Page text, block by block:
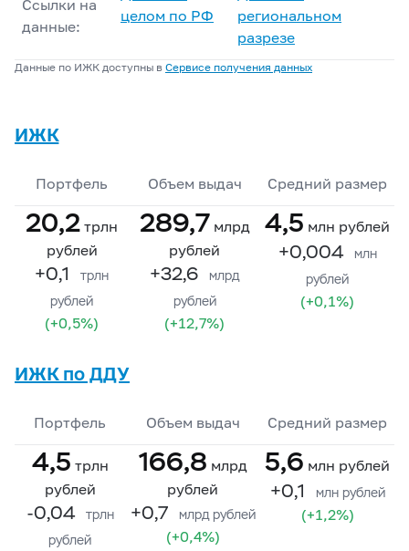
Ссылки на
данные:
целом по РФ
региональном
разрезе
Данные по ИЖК доступны в Сервисе получения данных
ИЖК
Портфель Объем выдач Средний размер
20,2 трлн
рублей
+0,1
трлн
рублей
(+0,5%)
289,7 млрд
рублей
+32,6
млрд
рублей
(+12,7%)
4,5 млн рублей
+0,004
млн
рублей
(+0,1%)
ИЖК по ДДУ
Портфель Объем выдач Средний размер
4,5 трлн
рублей
-0,04
трлн
рублей
166,8 млрд
рублей
+0,7 млрд рублей
(+0,4%)
5,6 млн рублей
+0,1 млн рублей
(+1,2%)